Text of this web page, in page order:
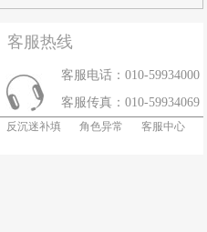
客服热线
客服电话：010-59934000
客服传真：010-59934069
反沉迷补填 角色异常 客服中心